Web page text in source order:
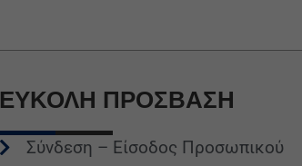
ΕΥΚΟΛΗ ΠΡΟΣΒΑΣΗ
Σύνδεση – Είσοδος Προσωπικού